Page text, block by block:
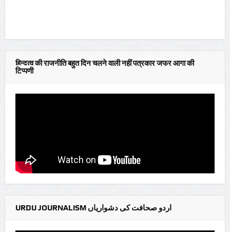
हिन्दुत्व की राजनीति बहुत दिन चलने वाली नहीं पत्रकार जफर आगा की
टिप्पणी
URDU JOURNALISM اردو صحافت کی دشواریاں